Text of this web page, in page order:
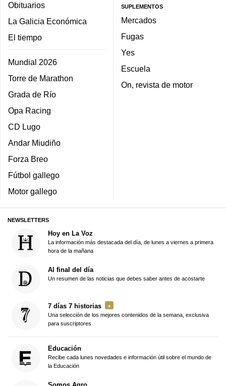
Obituarios
La Galicia Económica
El tiempo
Mundial 2026
Torre de Marathon
Grada de Río
Opa Racing
CD Lugo
Andar Miudiño
Forza Breo
Fútbol gallego
Motor gallego
SUPLEMENTOS
Mercados
Fugas
Yes
Escuela
On, revista de motor
NEWSLETTERS
Hoy en La Voz
La información más destacada del día, de lunes a viernes a primera
hora de la mañana
Al final del día
Un resumen de las noticias que debes saber antes de acostarte
7 días 7 historias
Una selección de los mejores contenidos de la semana, exclusiva
para suscriptores
Educación
Recibe cada lunes novedades e información útil sobre el mundo de
la Educación